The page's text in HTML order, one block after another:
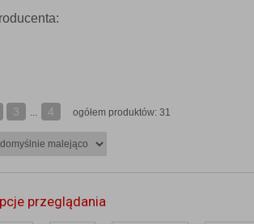
3 ... 4 ogółem produktów: 31
przeglądania